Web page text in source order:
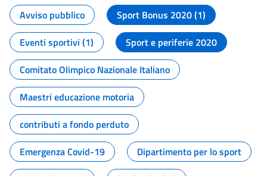
Avviso pubblico
Sport Bonus 2020 (1)
Eventi sportivi (1)
Sport e periferie 2020
Comitato Olimpico Nazionale Italiano
Maestri educazione motoria
contributi a fondo perduto
Emergenza Covid-19
Dipartimento per lo sport